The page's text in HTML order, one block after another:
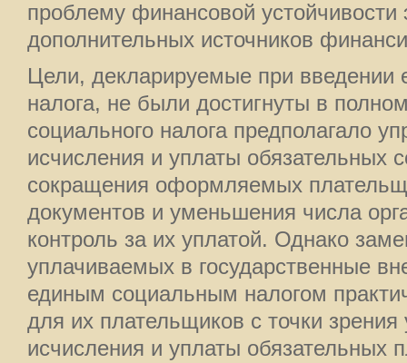
проблему финансовой
дополнительных источников
Цели, декларируемые при введении
налога, не были достигнуты в
социального налога предполагало
исчисления и уплаты обязательных
сокращения оформляемых
документов и уменьшения числа
контроль за их уплатой. Однако
уплачиваемых в государственные
единым социальным налогом
для их плательщиков с точки
исчисления и уплаты обязательных